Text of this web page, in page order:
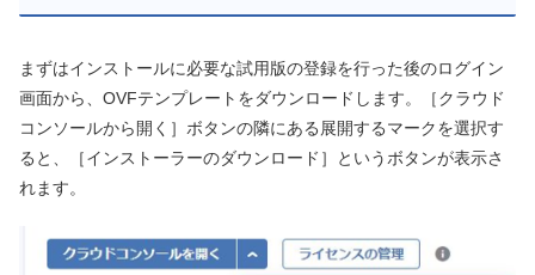
まずはインストールに必要な試用版の登録を行った後のログイン
画面から、OVFテンプレートをダウンロードします。［クラウド
コンソールから開く］ボタンの隣にある展開するマークを選択す
ると、［インストーラーのダウンロード］というボタンが表示さ
れます。